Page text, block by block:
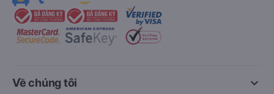
keyboard_arrow_down
Về chúng tôi